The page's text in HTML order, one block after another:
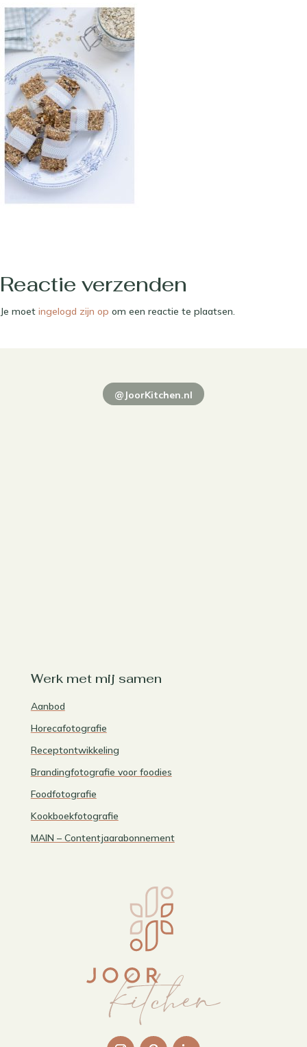
Reactie verzenden
Je moet ingelogd zijn op om een reactie te plaatsen.
@JoorKitchen.nl
Werk met mij samen
Aanbod
Horecafotografie
Receptontwikkeling
Brandingfotografie voor foodies
Foodfotografie
Kookboekfotografie
MAIN – Contentjaarabonnement